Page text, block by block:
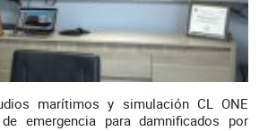
marítimos y simulación CL ONE
emergencia para damnificados por